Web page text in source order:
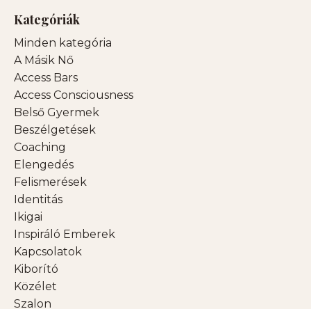
Kategóriák
Minden kategória
A Másik Nő
Access Bars
Access Consciousness
Belső Gyermek
Beszélgetések
Coaching
Elengedés
Felismerések
Identitás
Ikigai
Inspiráló Emberek
Kapcsolatok
Kiborító
Közélet
Szalon